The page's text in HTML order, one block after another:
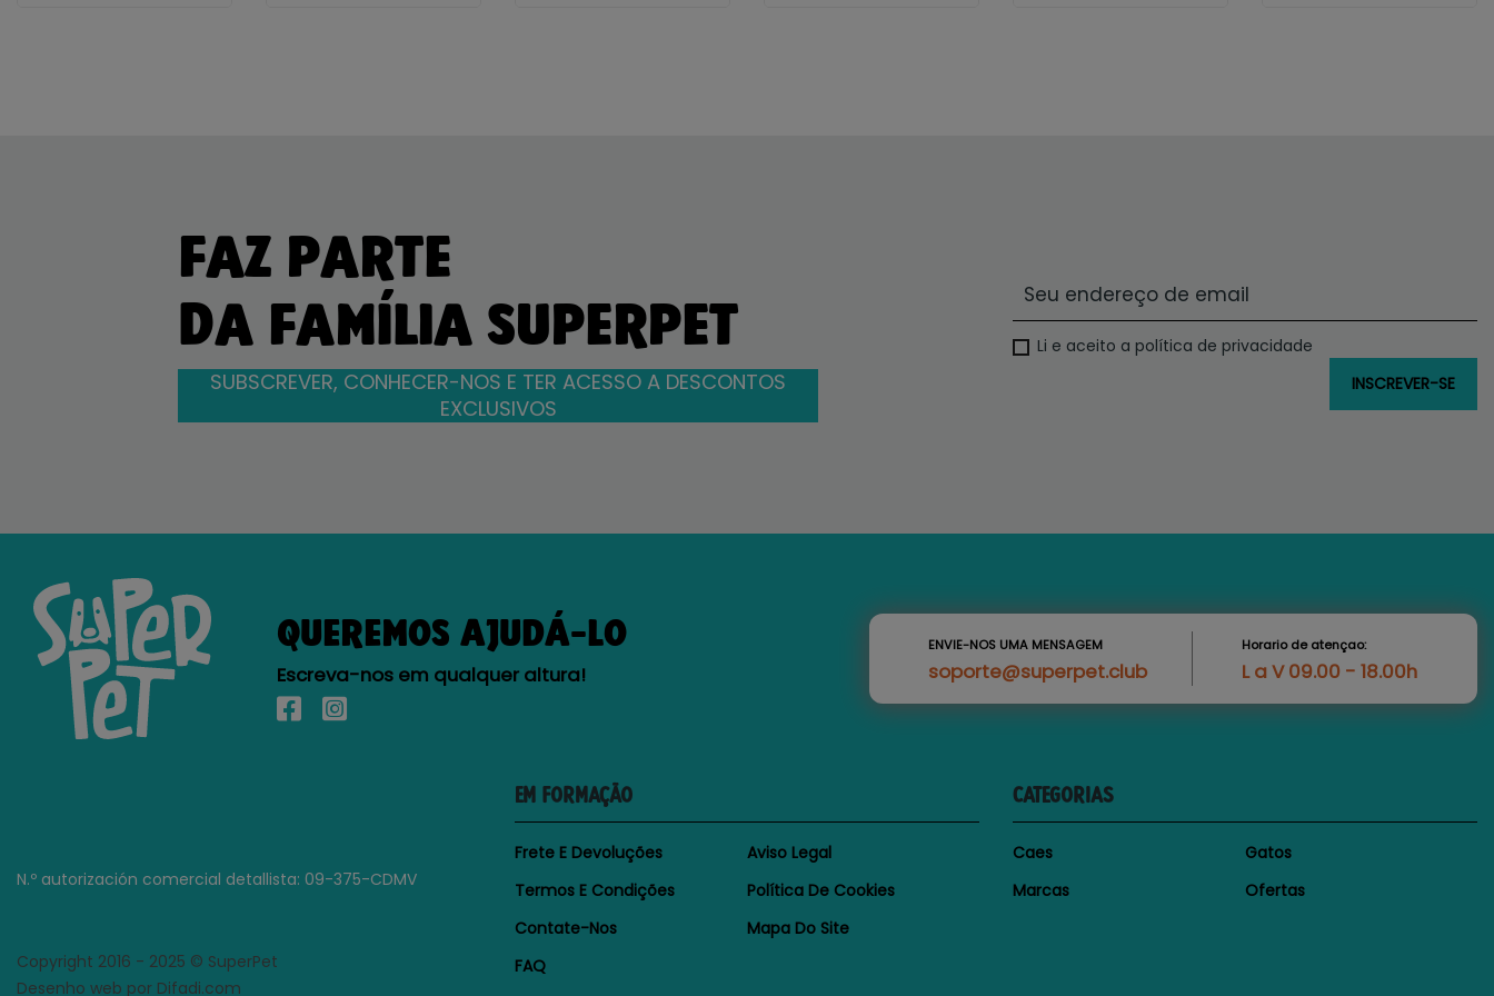
FAZ PARTE
DA FAMÍLIA SUPERPET
SUBSCREVER, CONHECER-NOS E TER ACESSO A DESCONTOS
EXCLUSIVOS
Li e aceito a política de privacidade
QUEREMOS AJUDÁ-LO
Escreva-nos em qualquer altura!
ENVIE-NOS UMA MENSAGEM
soporte@superpet.club
Horario de atençao:
L a V 09.00 - 18.00h
N.º autorización comercial detallista: 09-375-CDMV
Copyright 2016 - 2025 © SuperPet
Desenho web por Difadi.com
EM FORMAÇÃO
Frete E Devoluções
Aviso Legal
Termos E Condições
Política De Cookies
Contate-Nos
Mapa Do Site
FAQ
CATEGORIAS
Caes
Gatos
Marcas
Ofertas